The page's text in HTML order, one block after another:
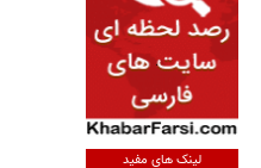
لینک های مفید